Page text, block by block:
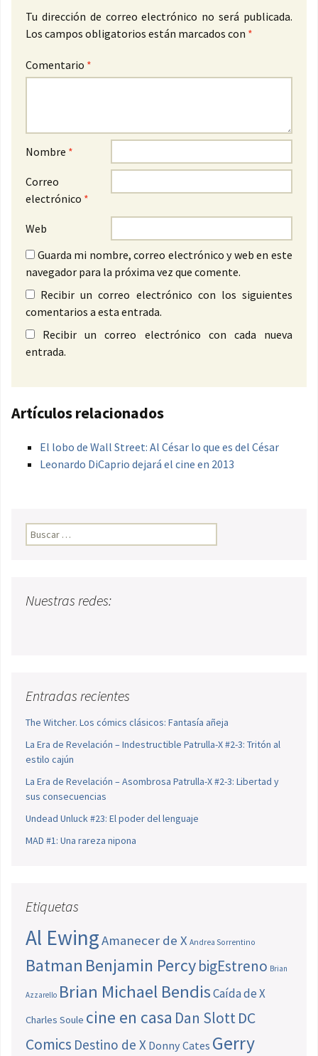
Tu dirección de correo electrónico no será publicada.
Los campos obligatorios están marcados con *
Comentario *
Nombre *
Correo
electrónico *
Web
Guarda mi nombre, correo electrónico y web en este
navegador para la próxima vez que comente.
Recibir un correo electrónico con los siguientes
comentarios a esta entrada.
Recibir un correo electrónico con cada nueva
entrada.
Artículos relacionados
El lobo de Wall Street: Al César lo que es del César
Leonardo DiCaprio dejará el cine en 2013
Buscar:
Nuestras redes:
Entradas recientes
The Witcher. Los cómics clásicos: Fantasía añeja
La Era de Revelación – Indestructible Patrulla-X #2-3: Tritón al
estilo cajún
La Era de Revelación – Asombrosa Patrulla-X #2-3: Libertad y
sus consecuencias
Undead Unluck #23: El poder del lenguaje
MAD #1: Una rareza nipona
Etiquetas
Al EwingAmanecer de X Andrea Sorrentino
Batman Benjamin PercybigEstreno Brian
Azzarello Brian Michael BendisCaída de X
Charles Soule cine en casa Dan SlottDC
Comics Destino de X Donny Cates Gerry